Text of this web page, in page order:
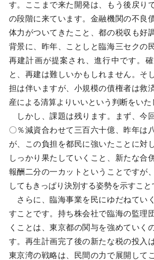
す。ここまで来た開発は、もう後戻り
の段階に来ています。金融機関の不良
体力がついてきたこと、都の税収も好
背景に、昨年、ことしと臨海三セクの
再建計画が提案され、進行中です。
と、再建は難しいかもしれません。そ
担は伴いますが、小規模の債権者は救
産による清算よりいいという判断をいた
しかし、課題は残ります。まず、今
〇％減資合わせて三百六十億、昨年は
が、この負担を都民に強いたことに対
しっかり果たしていくこと、新たな合
報酬二分の一カットということですが
してもきっぱり決別する姿勢を示すこと
さらに、臨海事業を民にゆだねてい
すことです。持ち株会社で臨海の監理
くことは、東京都の関与を強めていく
す。再生計画完了後の新たな税の投入
東京湾の戦略は、民間の力で展開して